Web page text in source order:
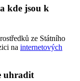
kde jsou k
ze Státního
na internetových
uhradit